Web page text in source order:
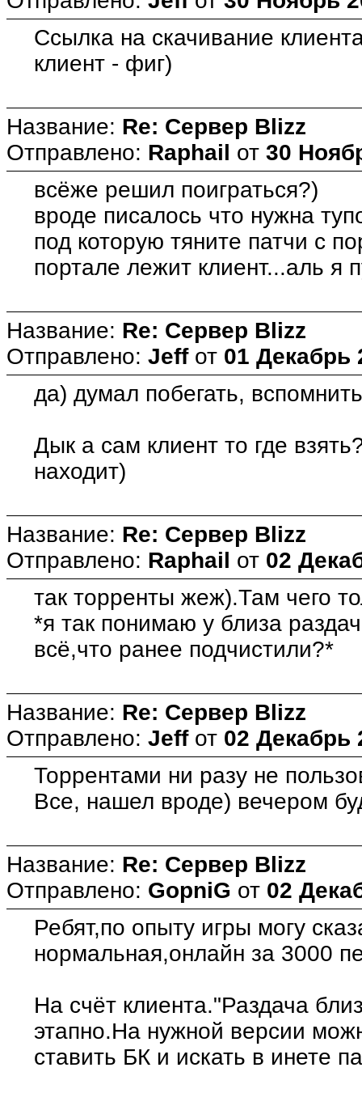
Ссылка на скачивание
клиент - фиг)
Название: Re: Сервер Blizz
Отправлено: Raphail от 30
всёже решил поиграться?)
вроде писалось что нужна
под которую тяните патчи с
портале лежит клиент...аль я
Название: Re: Сервер Blizz
Отправлено: Jeffот 01 Декабрь
да) думал побегать,
Дык а сам клиент то где
находит)
Название: Re: Сервер Blizz
Отправлено: Raphail от 02
так торренты жеж).Там чего
*я так понимаю у близа
всё,что ранее подчистили?*
Название: Re: Сервер Blizz
Отправлено: Jeffот 02 Декабрь
Торрентами ни разу не
Все, нашел вроде) вечером
Название: Re: Сервер Blizz
Отправлено: GopniG от 02
Ребят,по опыту игры могу
нормальная,онлайн за 3000
На счёт клиента."Раздача
этапно.На нужной версии
ставить БК и искать в инете